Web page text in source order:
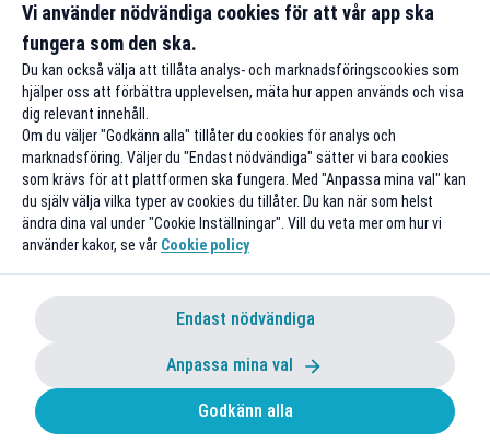
Vi använder nödvändiga cookies för att vår app ska
fungera som den ska.
Du kan också välja att tillåta analys- och marknadsföringscookies som
hjälper oss att förbättra upplevelsen, mäta hur appen används och visa
dig relevant innehåll.
Om du väljer "Godkänn alla" tillåter du cookies för analys och
marknadsföring. Väljer du "Endast nödvändiga" sätter vi bara cookies
som krävs för att plattformen ska fungera. Med "Anpassa mina val" kan
du själv välja vilka typer av cookies du tillåter. Du kan när som helst
ändra dina val under "Cookie Inställningar". Vill du veta mer om hur vi
använder kakor, se vår Cookie policy
Endast nödvändiga
Anpassa mina val
Godkänn alla